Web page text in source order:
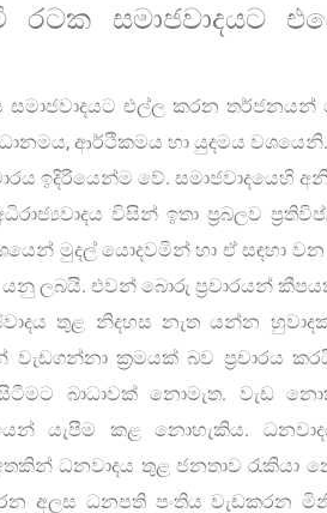
රටක සමාජවාදයට
එල්ල කරන තර්ජනයන්
ආර්ථිකමය හා යුදමය වශයෙනි.
ඉදිරියෙන්ම වේ. සමාජවාදයෙහි
විසින් ඉතා ප්‍රබලව
මුදල් යොදවමින් හා ඒ සඳහා
යනු ලබයි. එවන් බොරු ප්‍රචාරයන්
තුළ නිදහස නැත යන්න
වැඩගන්නා ක්‍රමයක් බව ප්‍රචාරය
බාධාවක් නොමැත. වැඩ
යැපීම කළ නොහැකිය.
ධනවාදය තුළ ජනතාව රැකියා
අලස ධනපති පංතිය වැඩකරන